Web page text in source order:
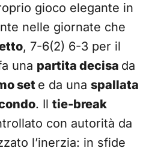
gioco elegante in
nelle giornate che
, 7-6(2) 6-3 per il
una partita decisa da
set e da una spallata
. Il tie-break
con autorità da
l’inerzia: in sfide